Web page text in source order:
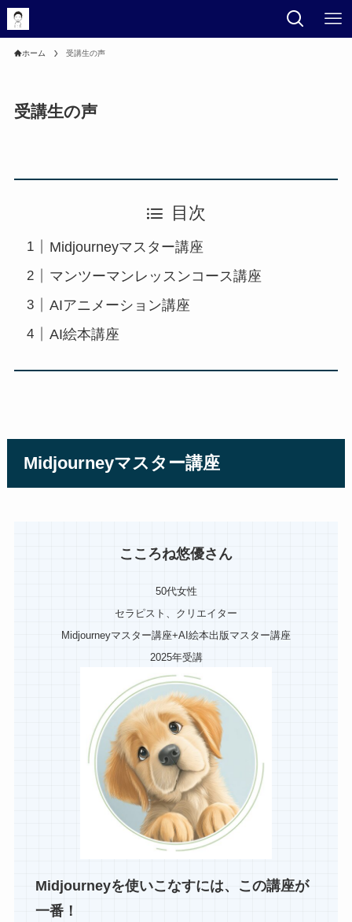
ホーム 受講生の声
受講生の声
目次
Midjourneyマスター講座
マンツーマンレッスンコース講座
AIアニメーション講座
AI絵本講座
Midjourneyマスター講座
こころね悠優さん
50代女性
セラピスト、クリエイター
Midjourneyマスター講座+AI絵本出版マスター講座
2025年受講
Midjourneyを使いこなすには、この講座が
一番！